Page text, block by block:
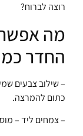
רוצה לברוח?
מה
החדר
– שילוב צבעים
כתום להמרצה.
– צמחים ליד –